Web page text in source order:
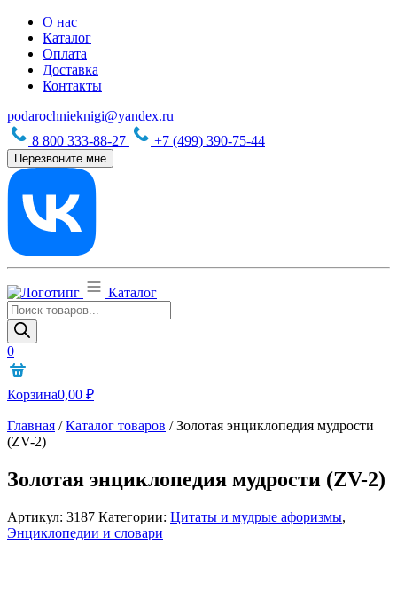
О нас
Каталог
Оплата
Доставка
Контакты
podarochnieknigi@yandex.ru
8 800 333-88-27
+7 (499) 390-75-44
Перезвоните мне
Каталог
Поиск
товаров
0
Корзина0,00 ₽
Главная /Каталог товаров /Золотая энциклопедия мудрости
(ZV-2)
Золотая энциклопедия мудрости (ZV-2)
Артикул: 3187 Категории: Цитаты и мудрые афоризмы,
Энциклопедии и словари